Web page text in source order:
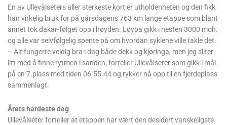
En av Ullevålseters aller sterkeste kort er utholdenheten og den fikk
han virkelig bruk for på gårsdagens 763 km lange etappe som blant
annet tok dakar-følget opp i høyden. Løypa gikk i nesten 3000 moh.
og alle var selvfølgelig spente på om hvordan syklene ville takle det.
– Alt fungerte veldig bra i dag både dekk og kjøringa, men jeg sliter
litt med å finne rytmen i sanden, forteller Ullevålseter som gikk i mål
på en 7.plass med tiden 06.55.44 og rykker nå opp til en fjerdeplass
sammenlagt.
Årets hardeste dag
Ullevålseter forteller at etappen har vært den desidert vanskeligste